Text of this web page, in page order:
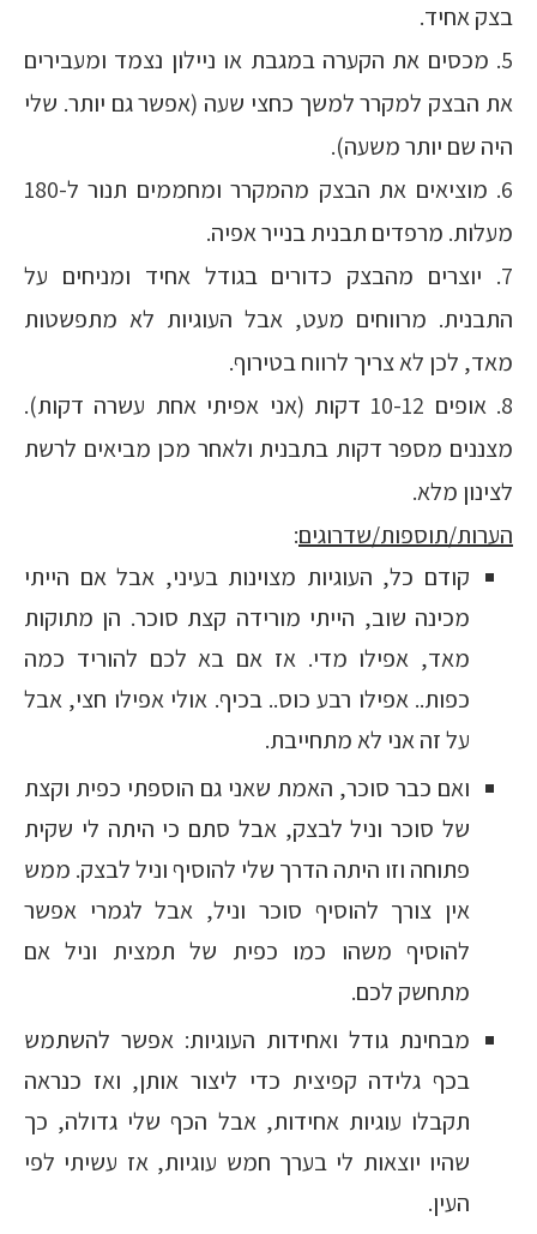
בצק אחיד.
5. מכסים את הקערה במגבת או ניילון נצמד ומעבירים
את הבצק למקרר למשך כחצי שעה (אפשר גם יותר. שלי
היה שם יותר משעה).
6. מוציאים את הבצק מהמקרר ומחממים תנור ל-180
מעלות. מרפדים תבנית בנייר אפיה.
7. יוצרים מהבצק כדורים בגודל אחיד ומניחים על
התבנית. מרווחים מעט, אבל העוגיות לא מתפשטות
מאד, לכן לא צריך לרווח בטירוף.
8. אופים 10-12 דקות (אני אפיתי אחת עשרה דקות).
מצננים מספר דקות בתבנית ולאחר מכן מביאים לרשת
לצינון מלא.
הערות/תוספות/שדרוגים:
קודם כל, העוגיות מצוינות בעיני, אבל אם הייתי
מכינה שוב, הייתי מורידה קצת סוכר. הן מתוקות
מאד, אפילו מדי. אז אם בא לכם להוריד כמה
כפות.. אפילו רבע כוס.. בכיף. אולי אפילו חצי, אבל
על זה אני לא מתחייבת.
ואם כבר סוכר, האמת שאני גם הוספתי כפית וקצת
של סוכר וניל לבצק, אבל סתם כי היתה לי שקית
פתוחה וזו היתה הדרך שלי להוסיף וניל לבצק. ממש
אין צורך להוסיף סוכר וניל, אבל לגמרי אפשר
להוסיף משהו כמו כפית של תמצית וניל אם
מתחשק לכם.
מבחינת גודל ואחידות העוגיות: אפשר להשתמש
בכף גלידה קפיצית כדי ליצור אותן, ואז כנראה
תקבלו עוגיות אחידות, אבל הכף שלי גדולה, כך
שהיו יוצאות לי בערך חמש עוגיות, אז עשיתי לפי
העין.